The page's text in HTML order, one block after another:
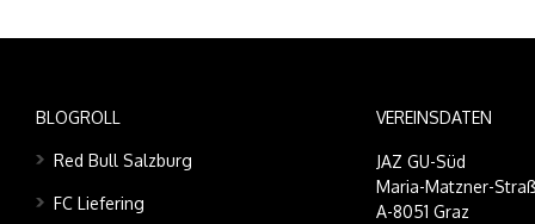
BLOGROLL
Red Bull Salzburg
FC Liefering
VEREINSDATEN
JAZ GU-Süd
Maria-Matzner-
A-8051 Graz